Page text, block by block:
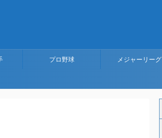
プロ野球 メジャーリーグ